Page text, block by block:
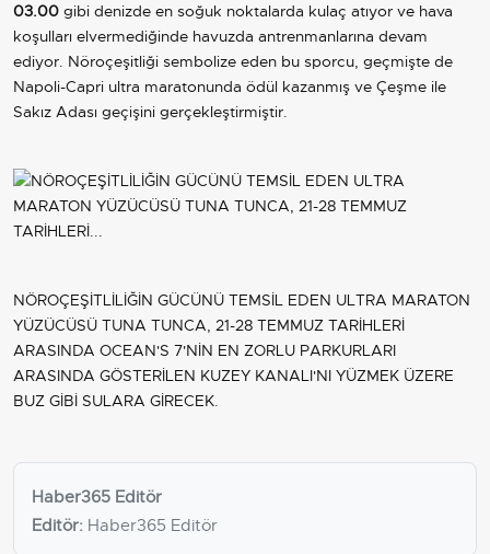
03.00 gibi denizde en soğuk noktalarda kulaç atıyor ve hava
koşulları elvermediğinde havuzda antrenmanlarına devam
ediyor. Nöroçeşitliği sembolize eden bu sporcu, geçmişte de
Napoli-Capri ultra maratonunda ödül kazanmış ve Çeşme ile
Sakız Adası geçişini gerçekleştirmiştir.
NÖROÇEŞİTLİLİĞİN GÜCÜNÜ TEMSİL EDEN ULTRA MARATON
YÜZÜCÜSÜ TUNA TUNCA, 21-28 TEMMUZ TARİHLERİ
ARASINDA OCEAN'S 7'NİN EN ZORLU PARKURLARI
ARASINDA GÖSTERİLEN KUZEY KANALI'NI YÜZMEK ÜZERE
BUZ GİBİ SULARA GİRECEK.
Haber365 Editör
Editör: Haber365 Editör